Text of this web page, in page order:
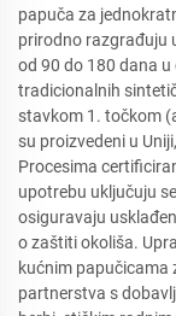
papuča za
prirodno razgrađuju
od 90 do 180 dana
tradicionalnih
stavkom 1. točkom
su proizvedeni u
Procesima
upotrebu uključuju
osiguravaju
o zaštiti okoliša.
kućnim papučicama
partnerstva s